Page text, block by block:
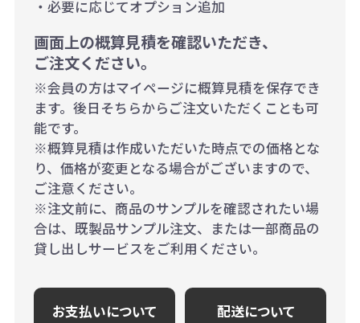
・必要に応じてオプション追加
画面上の概算見積を確認いただき、
ご注文ください。
※会員の方はマイページに概算見積を保存でき
ます。後日そちらからご注文いただくことも可
能です。
※概算見積は作成いただいた時点での価格とな
り、価格が変更となる場合がございますので、
ご注意ください。
※注文前に、商品のサンプルを確認されたい場
合は、既製品サンプル注文、または一部商品の
貸し出しサービスをご利用ください。
お支払いについて 配送について